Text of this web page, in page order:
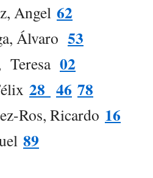
Angel 62
Álvaro 53
Teresa 02
28 46 78
Ros, Ricardo 16
89